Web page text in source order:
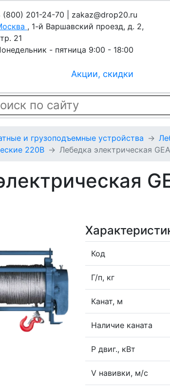
(800) 201-24-70 | zakaz@drop20.ru
, 1-й Варшавский проезд, д. 2,
21
- пятница 9:00 - 18:00
Акции, скидки
и грузоподъемные устройства
220В
Лебедка электрическая
Код
Г/п, кг
Канат, м
Наличие каната
P двиг., кВт
V навивки, м/с